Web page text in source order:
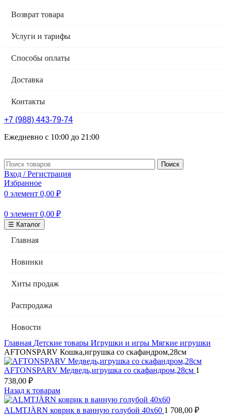
Возврат товара
Услуги и тарифы
Способы оплаты
Доставка
Контакты
+7 (988) 443-79-74
Ежедневно с 10:00 до 21:00
Поиск
Вход / Регистрация
Избранное
0 элемент 0,00 ₽
0 элемент 0,00 ₽
☰ Каталог
Главная
Новинки
Хиты продаж
Распродажа
Новости
Главная Детские товары Игрушки и игры Мягкие игрушки
AFTONSPARV Кошка,игрушка со скафандром,28см
AFTONSPARV Медведь,игрушка со скафандром,28см 1
738,00 ₽
Назад к товарам
ALMTJÄRN коврик в ванную голубой 40х60 1 708,00 ₽